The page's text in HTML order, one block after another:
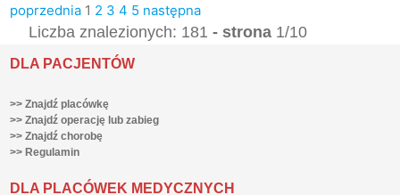
poprzednia 1 2 3 4 5 następna
Liczba znalezionych: 181 - strona 1/10
DLA PACJENTÓW
>> Znajdź placówkę
>> Znajdź operację lub zabieg
>> Znajdź chorobę
>> Regulamin
DLA PLACÓWEK MEDYCZNYCH